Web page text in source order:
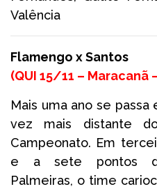
Valência
Flamengo x Santos
(QUI 15/11 – Maracanã
Mais uma ano se
vez mais distante
Campeonato. Em
e a sete pontos
Palmeiras, o time